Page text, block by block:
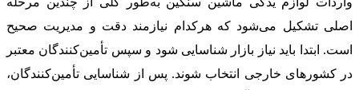
اصلی تشکیل می‌شود که هرکدام نیازمند دقت و مدیریت صحیح
است. ابتدا باید نیاز بازار شناسایی شود و سپس تأمین‌کنندگان معتبر
در کشورهای خارجی انتخاب شوند. پس از شناسایی تأمین‌کنندگان،